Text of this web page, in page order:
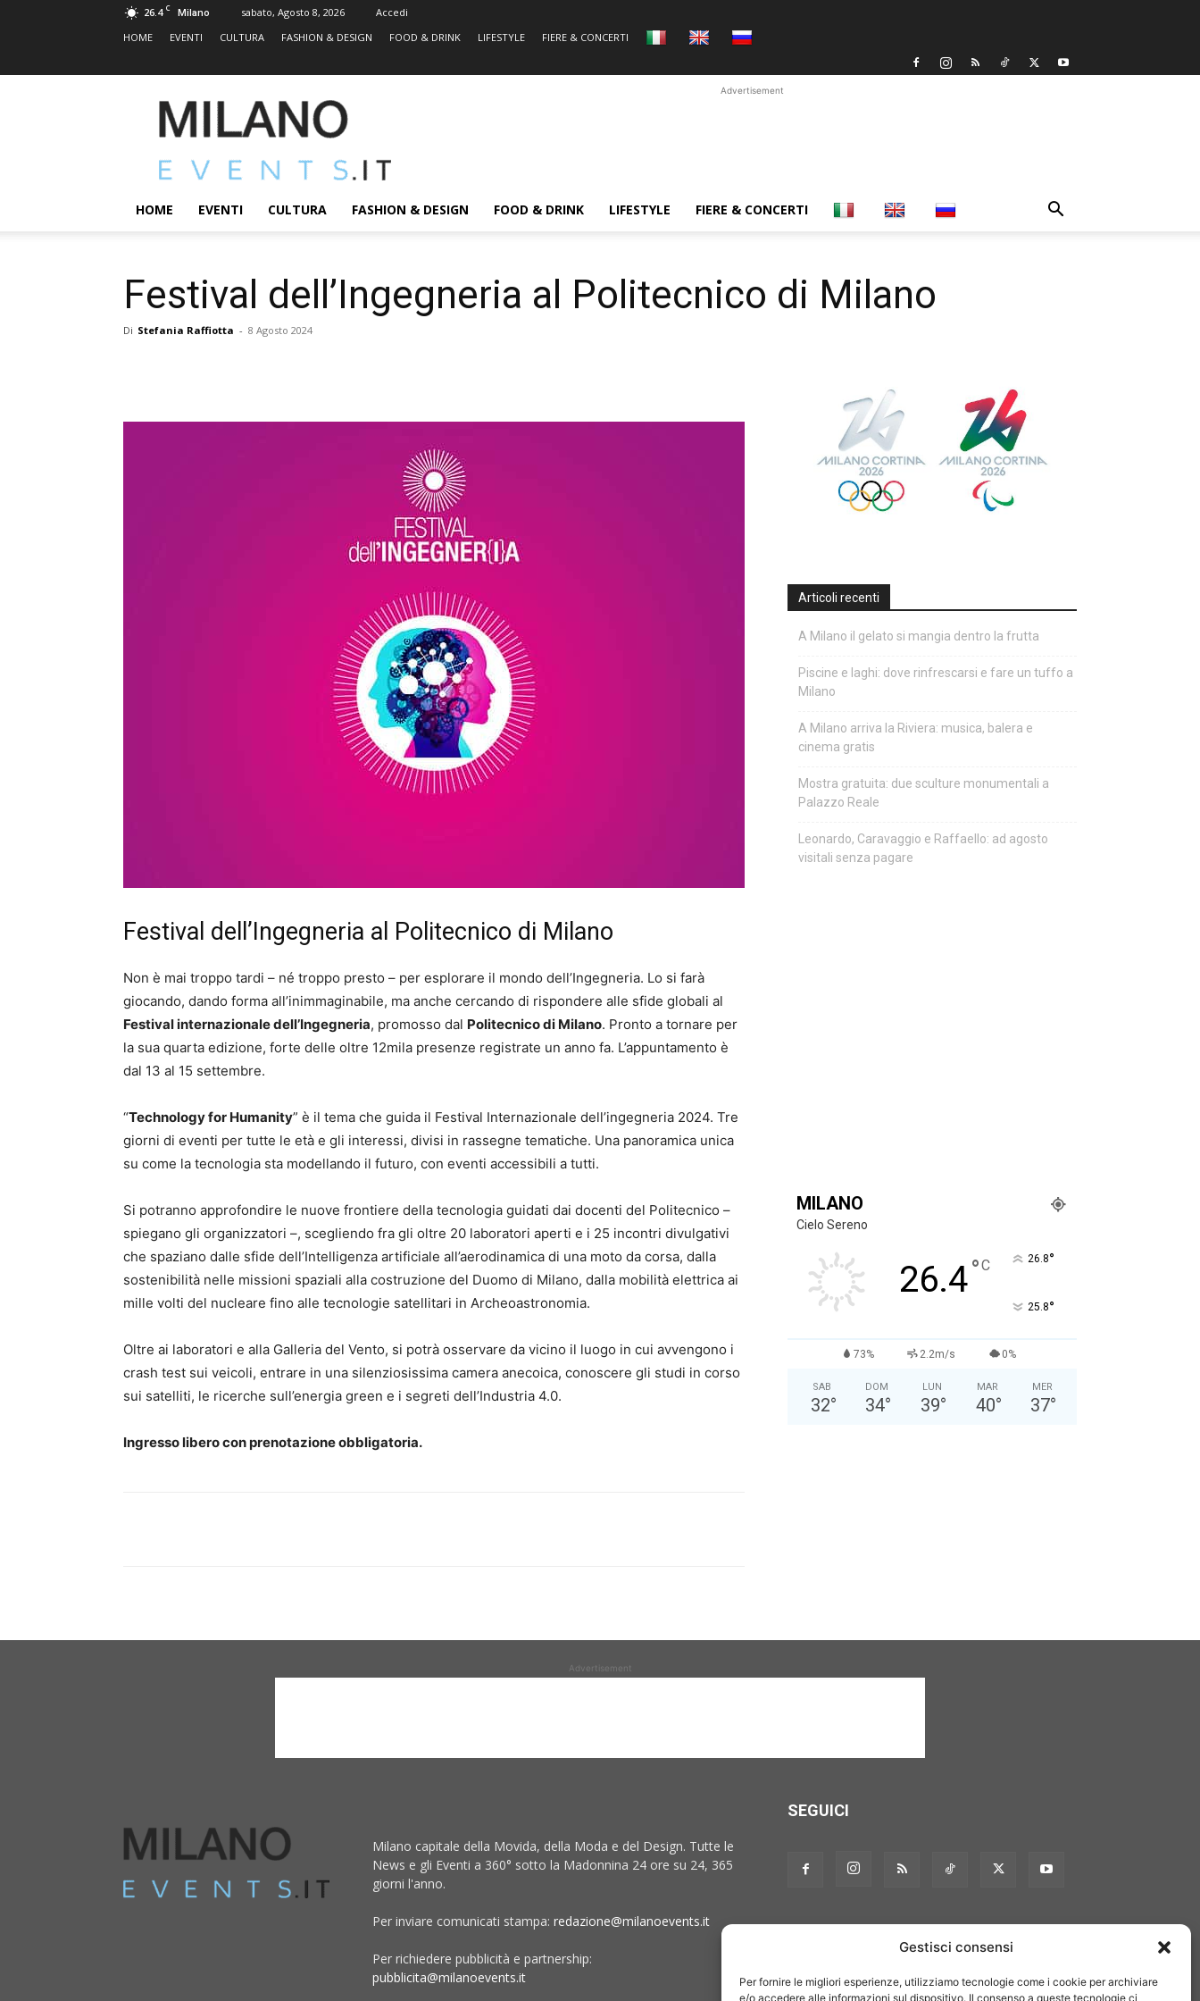
Gestisci consensi
Per fornire le migliori esperienze, utilizziamo tecnologie come i cookie per archiviare
e/o accedere alle informazioni sul dispositivo. Il consenso a queste tecnologie ci
26.4 C Milano sabato, Agosto 8, 2026
Accedi
HOME
EVENTI CULTURA FASHION & DESIGN FOOD & DRINK LIFESTYLE FIERE & CONCERTI
MILANOEVENTS.IT
|
2.0
ed
Eventi
Advertisement
HOME EVENTI CULTURA FASHION & DESIGN FOOD & DRINK LIFESTYLE FIERE & CONCERTI
Festival dell’Ingegneria al Politecnico di Milano
Di Stefania Raffiotta - 8 Agosto 2024
Festival dell’Ingegneria al Politecnico di Milano
Non è mai troppo tardi – né troppo presto – per esplorare il mondo dell’Ingegneria. Lo si farà
giocando, dando forma all’inimmaginabile, ma anche cercando di rispondere alle sfide globali al
Festival internazionale dell’Ingegneria, promosso dal Politecnico di Milano. Pronto a tornare per
la sua quarta edizione, forte delle oltre 12mila presenze registrate un anno fa. L’appuntamento è
dal 13 al 15 settembre.
“Technology for Humanity” è il tema che guida il Festival Internazionale dell’ingegneria 2024. Tre
giorni di eventi per tutte le età e gli interessi, divisi in rassegne tematiche. Una panoramica unica
su come la tecnologia sta modellando il futuro, con eventi accessibili a tutti.
Si potranno approfondire le nuove frontiere della tecnologia guidati dai docenti del Politecnico –
spiegano gli organizzatori –, scegliendo fra gli oltre 20 laboratori aperti e i 25 incontri divulgativi
che spaziano dalle sfide dell’Intelligenza artificiale all’aerodinamica di una moto da corsa, dalla
sostenibilità nelle missioni spaziali alla costruzione del Duomo di Milano, dalla mobilità elettrica ai
mille volti del nucleare fino alle tecnologie satellitari in Archeoastronomia.
Oltre ai laboratori e alla Galleria del Vento, si potrà osservare da vicino il luogo in cui avvengono i
crash test sui veicoli, entrare in una silenziosissima camera anecoica, conoscere gli studi in corso
sui satelliti, le ricerche sull’energia green e i segreti dell’Industria 4.0.
Ingresso libero con prenotazione obbligatoria.
Articoli recenti
A Milano il gelato si mangia dentro la frutta
Piscine e laghi: dove rinfrescarsi e fare un tuffo a
Milano
A Milano arriva la Riviera: musica, balera e
cinema gratis
Mostra gratuita: due sculture monumentali a
Palazzo Reale
Leonardo, Caravaggio e Raffaello: ad agosto
visitali senza pagare
MILANO
Cielo Sereno
26.4°C 26.8°
25.8°
73% 2.2m/s 0%
SAB
32°
DOM
34°
LUN
39°
MAR
40°
MER
37°
Advertisement
Milano capitale della Movida, della Moda e del Design. Tutte le
News e gli Eventi a 360° sotto la Madonnina 24 ore su 24, 365
giorni l'anno.
Per inviare comunicati stampa: redazione@milanoevents.it
Per richiedere pubblicità e partnership:
pubblicita@milanoevents.it
SEGUICI